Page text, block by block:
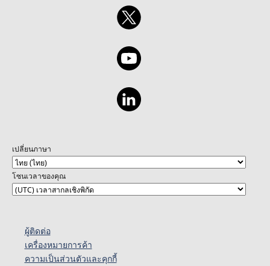
เปลี่ยนภาษา
โซนเวลาของคุณ
ผู้ติดต่อ
เครื่องหมายการค้า
ความเป็นส่วนตัวและคุกกี้